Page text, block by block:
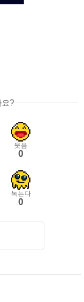
요?
웃음
0
녹는다
0